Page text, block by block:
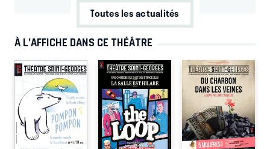
Toutes les actualités
À L’AFFICHE DANS CE THÉÂTRE